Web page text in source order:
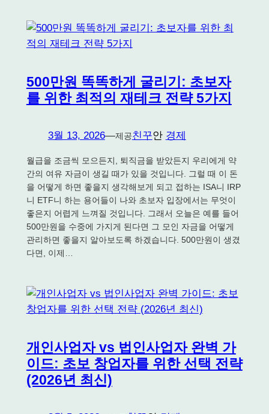
500만원 똑똑하게 굴리기: 초보자
를 위한 최적의 재테크 전략 5가지
3월 13, 2026—제공친꾸안 경제
월급을 조금씩 모으든지, 퇴직금을 받았든지 우리에게 약
간의 여유 자금이 생길 때가 있을 것입니다. 그럴 때 이 돈
을 어떻게 하면 좋을지 생각해보게 되고 접하는 ISA니 IRP
니 ETF니 하는 용어들이 나와 초보자 입장에서는 무엇이
좋은지 어렵게 느껴질 것입니다. 그래서 오늘은 예를 들어
500만원을 수중에 가지게 된다면 그 모인 자금을 어떻게
관리하면 좋을지 알아보도록 하겠습니다. 500만원이 생겼
다면, 이제…
개인사업자 vs 법인사업자 완벽 가
이드: 초보 창업자를 위한 선택 전략
(2026년 최신)